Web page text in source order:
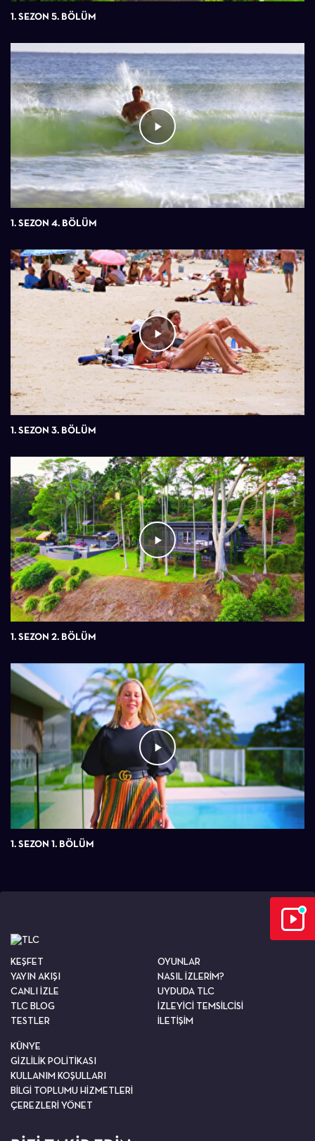
1. SEZON 5. BÖLÜM
1. SEZON 4. BÖLÜM
1. SEZON 3. BÖLÜM
1. SEZON 2. BÖLÜM
1. SEZON 1. BÖLÜM
KEŞFET
YAYIN AKIŞI
CANLI İZLE
TLC BLOG
TESTLER
OYUNLAR
NASIL İZLERİM?
UYDUDA TLC
İZLEYİCİ TEMSİLCİSİ
İLETİŞİM
KÜNYE
GİZLİLİK POLİTİKASI
KULLANIM KOŞULLARI
BİLGİ TOPLUMU HİZMETLERİ
ÇEREZLERİ YÖNET